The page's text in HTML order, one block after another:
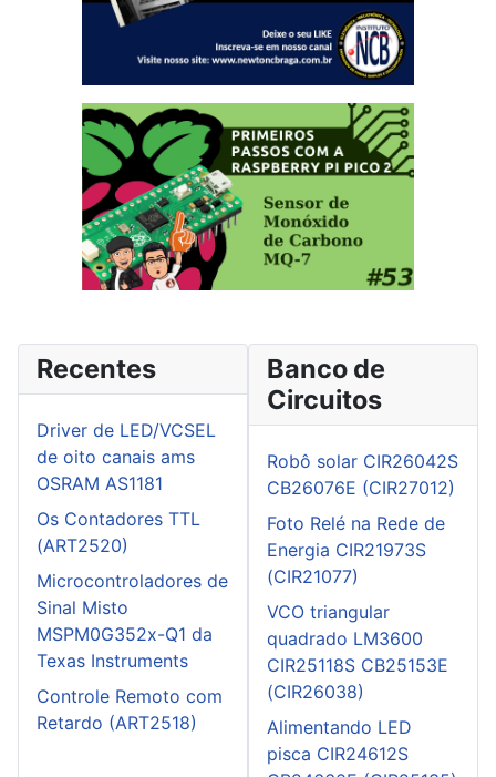
Recentes
Driver de LED/VCSEL
de oito canais ams
OSRAM AS1181
Os Contadores TTL
(ART2520)
Microcontroladores de
Sinal Misto
MSPM0G352x-Q1 da
Texas Instruments
Controle Remoto com
Retardo (ART2518)
Banco de
Circuitos
Robô solar CIR26042S
CB26076E (CIR27012)
Foto Relé na Rede de
Energia CIR21973S
(CIR21077)
VCO triangular
quadrado LM3600
CIR25118S CB25153E
(CIR26038)
Alimentando LED
pisca CIR24612S